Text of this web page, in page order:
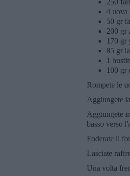
4 uova
50 gr
200 gr
170 gr
85 gr
1
100 gr
Rompete le
Aggiungete
Aggiungete
basso verso
Foderate il
Lasciate
Una volta